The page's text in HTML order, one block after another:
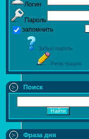
Логин
Пароль
запомнить
Забыл пароль
Регистрация
Поиск
Фраза дня